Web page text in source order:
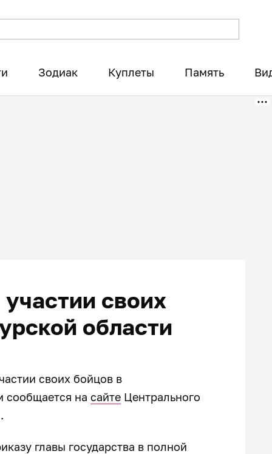
Зодиак Куплеты Память
своих
области
своих бойцов в
сообщается на сайте Центрального
главы государства в полной